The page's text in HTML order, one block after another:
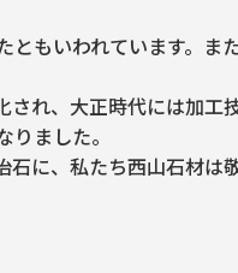
もいわれています。ま
れ、大正時代には加工
ました。
に、私たち西山石材は